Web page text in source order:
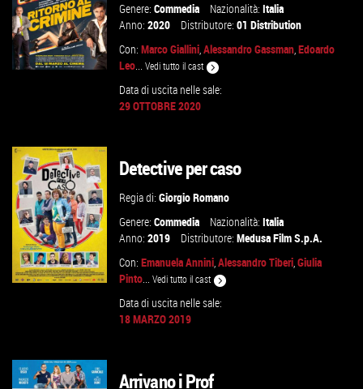
VAI ALLA SCHEDA
Genere:Commedia Nazionalità:Italia
Anno:2020 Distributore:01 Distribution
Con:Marco Giallini,Alessandro Gassman,Edoardo
Leo...Vedi tutto il cast
Data di uscita nelle sale:
29 OTTOBRE 2020
VAI ALLA SCHEDA
Detective per caso
Regia di:Giorgio Romano
Genere:Commedia Nazionalità:Italia
Anno:2019 Distributore:Medusa Film S.p.A.
Con:Emanuela Annini,Alessandro Tiberi,Giulia
Pinto...Vedi tutto il cast
Data di uscita nelle sale:
18 MARZO 2019
Arrivano i Prof